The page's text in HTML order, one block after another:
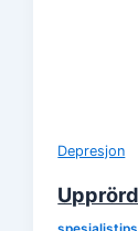
Depresjon